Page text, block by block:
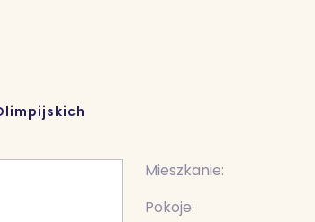
Mieszkanie:
Pokoje: